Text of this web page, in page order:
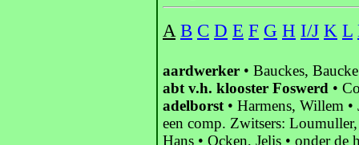
A B C D E F G H I/J K L
aardwerker • Bauckes, Baucke
abt v.h. klooster Foswerd •
adelborst • Harmens, Willem •
een comp. Zwitsers:
Hans • Ocken, Jelis • onder